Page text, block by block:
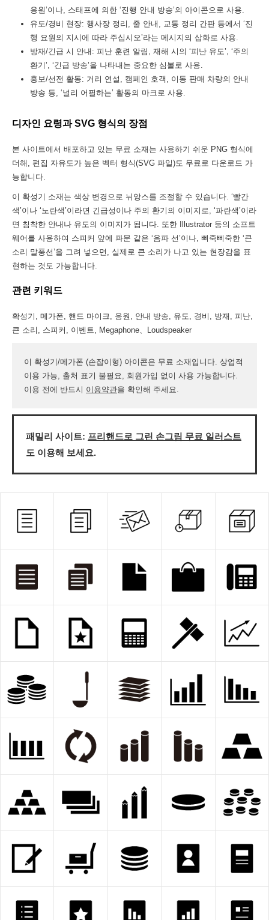
응원’이나, 스태프에 의한 ‘진행 안내 방송’의 아이콘으로 사용.
유도/경비 현장: 행사장 정리, 줄 안내, 교통 정리 간판 등에서 ‘진
행 요원의 지시에 따라 주십시오’라는 메시지의 삽화로 사용.
방재/긴급 시 안내: 피난 훈련 알림, 재해 시의 ‘피난 유도’, ‘주의
환기’, ‘긴급 방송’을 나타내는 중요한 심볼로 사용.
홍보/선전 활동: 거리 연설, 캠페인 호객, 이동 판매 차량의 안내
방송 등, ‘널리 어필하는’ 활동의 마크로 사용.
디자인 요령과 SVG 형식의 장점
본 사이트에서 배포하고 있는 무료 소재는 사용하기 쉬운 PNG 형식에
더해, 편집 자유도가 높은 벡터 형식(SVG 파일)도 무료로 다운로드 가
능합니다.
이 확성기 소재는 색상 변경으로 뉘앙스를 조절할 수 있습니다. ‘빨간
색’이나 ‘노란색’이라면 긴급성이나 주의 환기의 이미지로, ‘파란색’이라
면 침착한 안내나 유도의 이미지가 됩니다. 또한 Illustrator 등의 소프트
웨어를 사용하여 스피커 앞에 파문 같은 ‘음파 선’이나, 삐죽삐죽한 ‘큰
소리 말풍선’을 그려 넣으면, 실제로 큰 소리가 나고 있는 현장감을 표
현하는 것도 가능합니다.
관련 키워드
확성기, 메가폰, 핸드 마이크, 응원, 안내 방송, 유도, 경비, 방재, 피난,
큰 소리, 스피커, 이벤트, Megaphone、Loudspeaker
이 확성기/메가폰 (손잡이형) 아이콘은 무료 소재입니다. 상업적
이용 가능, 출처 표기 불필요, 회원가입 없이 사용 가능합니다.
이용 전에 반드시 이용약관을 확인해 주세요.
패밀리 사이트: 프리핸드로 그린 손그림 무료 일러스트
도 이용해 보세요.